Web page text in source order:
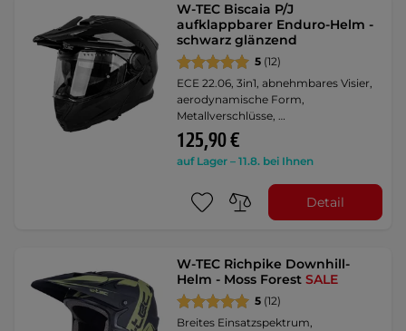
W-TEC Biscaia P/J
aufklappbarer Enduro-Helm -
schwarz glänzend
5 (12)
ECE 22.06, 3in1, abnehmbares Visier,
aerodynamische Form,
Metallverschlüsse, …
125,90 €
auf Lager – 11.8. bei Ihnen
Detail
W-TEC Richpike Downhill-
Helm - Moss ForestSALE
5 (12)
Breites Einsatzspektrum,